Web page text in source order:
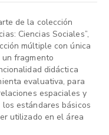
de la colección
Ciencias Sociales”,
múltiple con única
fragmento
didáctica
evaluativa, para
espaciales y
estándares básicos
utilizado en el área